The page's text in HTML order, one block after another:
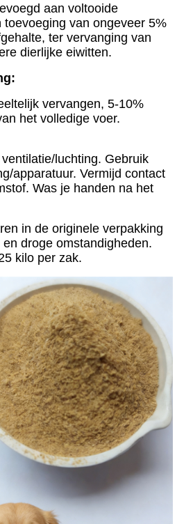
aan voltooide
van ongeveer 5%
ter vervanging van
dierlijke eiwitten.
vervangen, 5-10%
het volledige voer.
luchting. Gebruik
apparatuur. Vermijd contact
Was je handen na het
in de originele verpakking
droge omstandigheden.
kilo per zak.